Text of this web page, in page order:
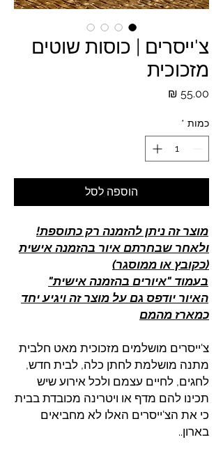
צ'ייסרים | כוסות שוטים
מזכוכית
כמות *
הוספה לסל
מוצר זה ניתן להזמנה רק כתוספת!
ולאחר שבחרתם איור בהזמנה אישית
(כקובץ או ממוסגר)
בעמוד "איורים בהזמנה אישית"
האיור יודפס גם על מוצר זה ויגיע יחד
כמארז מהמם
צ'ייסרים מושלמים מזכוכית מאט חלבית
מתנה מושלמת לחתן כלה, לבית חדש,
לחגים, לחיים עצמם ולכל אירוע שיש
תכינו להם מדף או ויטרינה מכובדת בבית
כי את הצ'ייסרים האלו לא מחביאים
בארון..